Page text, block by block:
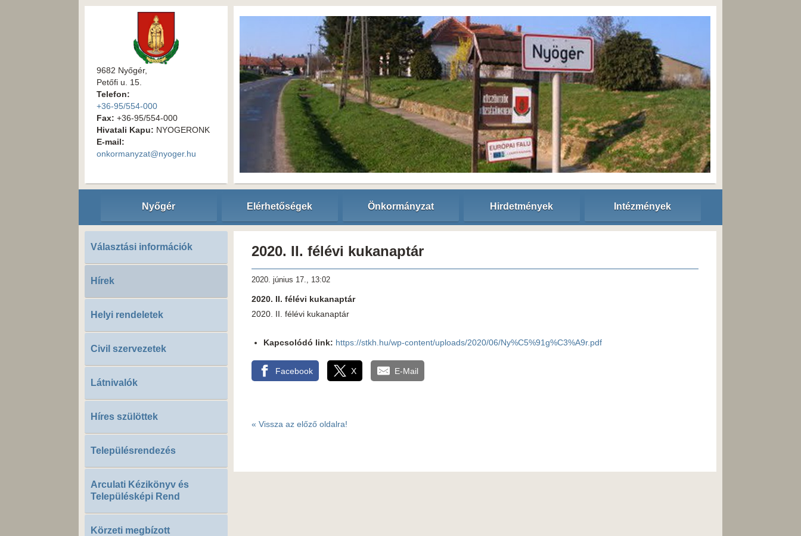
9682 Nyőgér,
Petőfi u. 15.
Telefon:
+36-95/554-000
Fax: +36-95/554-000
Hivatali Kapu: NYOGERONK
E-mail:
onkormanyzat@nyoger.hu
Nyőgér Elérhetőségek Önkormányzat Hirdetmények Intézmények
Választási információk
Hírek
Helyi rendeletek
Civil szervezetek
Látnivalók
Híres szülöttek
Településrendezés
Arculati Kézikönyv és
Településképi Rend
Körzeti megbízott
2020. II. félévi kukanaptár
2020. június 17., 13:02
2020. II. félévi kukanaptár
2020. II. félévi kukanaptár
Kapcsolódó link: https://stkh.hu/wp-content/uploads/2020/06/Ny%C5%91g%C3%A9r.pdf
Facebook X E-Mail
« Vissza az előző oldalra!